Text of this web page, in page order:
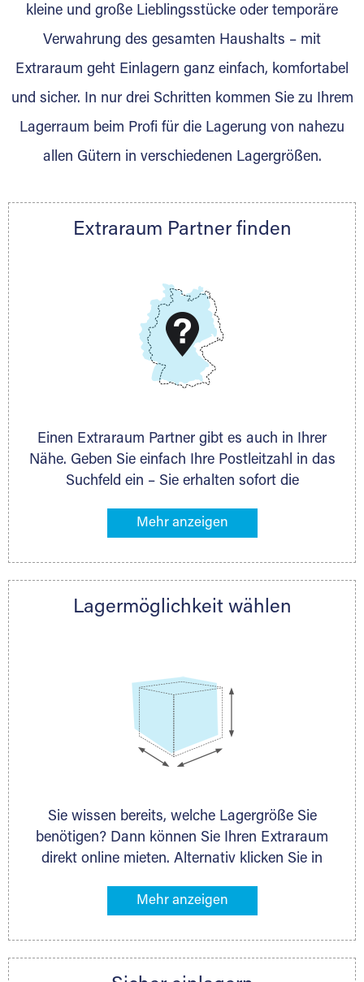
Ihre Vorteile als Extraraum Partner:
Marktgerechte Preise
Digitale Buchungsplattform
Gewinnung von Neukunden
Nachricht.
Telefon:+49 6145 5442 - 404
DMG Aktiengesellschaft
www.dmg-ag.com
kleine und große Lieblingsstücke oder temporäre
Verwahrung des gesamten Haushalts – mit
Extraraum geht Einlagern ganz einfach, komfortabel
und sicher. In nur drei Schritten kommen Sie zu Ihrem
Lagerraum beim Profi für die Lagerung von nahezu
allen Gütern in verschiedenen Lagergrößen.
Extraraum Partner finden
Einen Extraraum Partner gibt es auch in Ihrer
Nähe. Geben Sie einfach Ihre Postleitzahl in das
Suchfeld ein – Sie erhalten sofort die
Lagermöglichkeiten in Ihrer Nähe. An zahlreichen
direkt online mieten. Gibt es Extraraum noch
nächstgelegenen Partner und besprechen alles
Lagermöglichkeit wählen
Sie wissen bereits, welche Lagergröße Sie
benötigen? Dann können Sie Ihren Extraraum
direkt online mieten. Alternativ klicken Sie in
Gegenstände an, die Sie einlagern möchten –
ermittelt. Natürlich steht Ihnen Ihr Extraraum